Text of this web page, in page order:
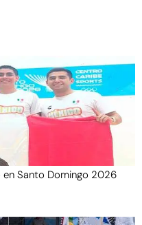
en Santo Domingo 2026